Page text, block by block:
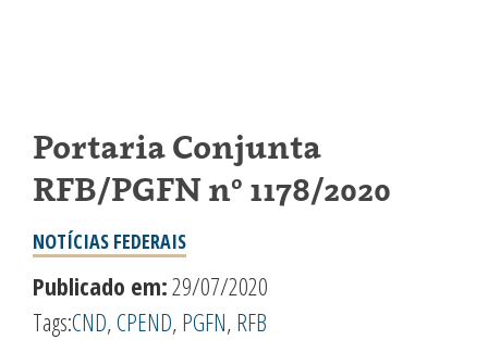
Portaria Conjunta
RFB/PGFN nº 1178/2020
NOTÍCIAS FEDERAIS
Publicado em:29/07/2020
Tags:CND,CPEND, PGFN, RFB